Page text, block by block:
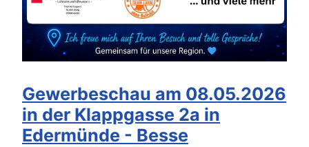
Gewerbeschau am 08.05.2026
in der Klappgasse 2a in
Edermünde - Besse